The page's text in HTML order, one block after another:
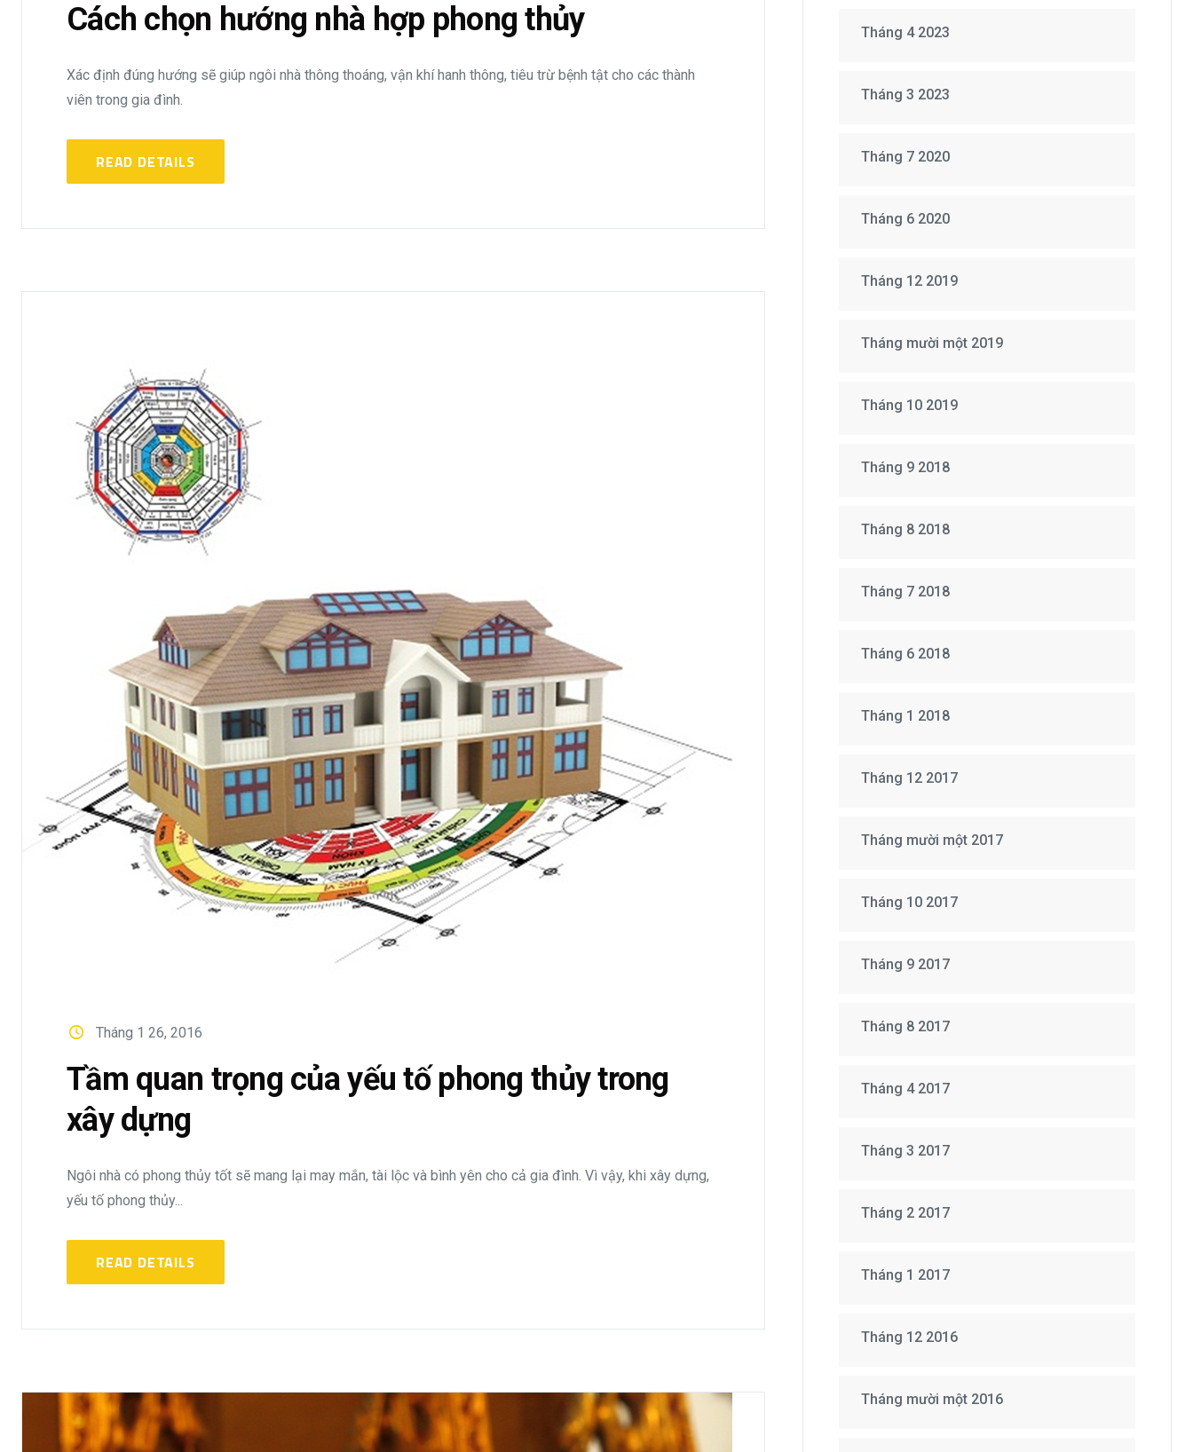
Cách chọn hướng nhà hợp phong thủy
Xác định đúng hướng sẽ giúp ngôi nhà thông thoáng, vận khí hanh thông, tiêu trừ bệnh tật cho các thành
viên trong gia đình.
READ DETAILS
Tháng 1 26, 2016
Tầm quan trọng của yếu tố phong thủy trong
xây dựng
Ngôi nhà có phong thủy tốt sẽ mang lại may mắn, tài lộc và bình yên cho cả gia đình. Vì vậy, khi xây dựng,
yếu tố phong thủy...
READ DETAILS
Tháng 4 2023
Tháng 3 2023
Tháng 7 2020
Tháng 6 2020
Tháng 12 2019
Tháng mười một 2019
Tháng 10 2019
Tháng 9 2018
Tháng 8 2018
Tháng 7 2018
Tháng 6 2018
Tháng 1 2018
Tháng 12 2017
Tháng mười một 2017
Tháng 10 2017
Tháng 9 2017
Tháng 8 2017
Tháng 4 2017
Tháng 3 2017
Tháng 2 2017
Tháng 1 2017
Tháng 12 2016
Tháng mười một 2016